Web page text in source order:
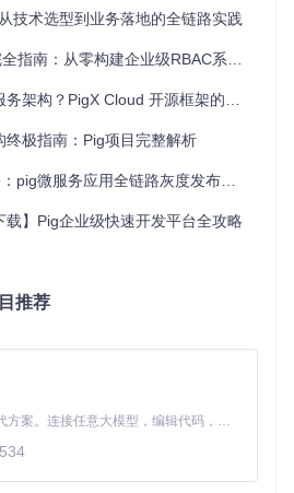
构建）
进程模式）
register/target/pig-register.jar
target/pig-gateway.jar &
后执行）
数据库连接配置正确，默认配置
5大架构支柱深度剖析
信任安全边界
是
Server实现了完整的OAuth2认证流
技术选型到业务落地的全链路实践
：从零构建企业级RBAC系统的终极教程
构？PigX Cloud 开源框架的完整指南 🚀
终极指南：Pig项目完整解析
pig微服务应用全链路灰度发布实践
载】Pig企业级快速开发平台全攻略
推荐
Claude Code 的开源替代方案。连接任意大模型，编辑代码，运行命令，自动验证 — 全自动执行。用 Rust 构建，极致性能。 ｜ An open-source alternative to Claude Code. Connect any LLM, edit code, run commands, and verify changes — autonomously. Built in Rust for speed. Get Started
534